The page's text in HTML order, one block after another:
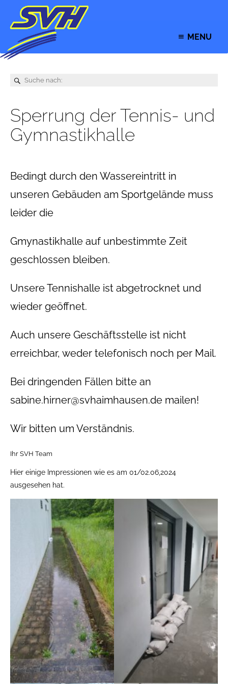
MENU
Sperrung der Tennis- und
Gymnastikhalle
Bedingt durch den Wassereintritt in
unseren Gebäuden am Sportgelände muss
leider die
Gmynastikhalle auf unbestimmte Zeit
geschlossen bleiben.
Unsere Tennishalle ist abgetrocknet und
wieder geöffnet.
Auch unsere Geschäftsstelle ist nicht
erreichbar, weder telefonisch noch per Mail.
Bei dringenden Fällen bitte an
sabine.hirner@svhaimhausen.de mailen!
Wir bitten um Verständnis.
Ihr SVH Team
Hier einige Impressionen wie es am 01/02.06,2024
ausgesehen hat.